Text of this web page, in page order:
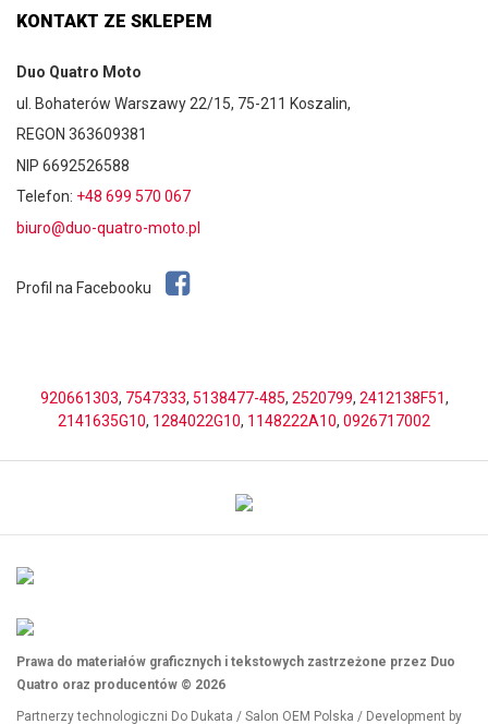
KONTAKT ZE SKLEPEM
Duo Quatro Moto
ul. Bohaterów Warszawy 22/15, 75-211 Koszalin,
REGON 363609381
NIP 6692526588
Telefon: +48 699 570 067
biuro@duo-quatro-moto.pl
Profil na Facebooku
920661303, 7547333, 5138477-485, 2520799, 2412138F51,
2141635G10, 1284022G10, 1148222A10, 0926717002
Prawa do materiałów graficznych i tekstowych zastrzeżone przez Duo
Quatro oraz producentów © 2026
Partnerzy technologiczni Do Dukata / Salon OEM Polska / Development by